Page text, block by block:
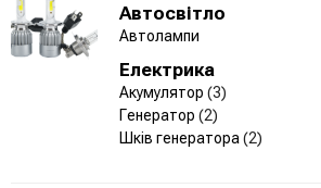
Автосвітло
Автолампи
Електрика
Акумулятор (3)
Генератор (2)
Шків генератора (2)